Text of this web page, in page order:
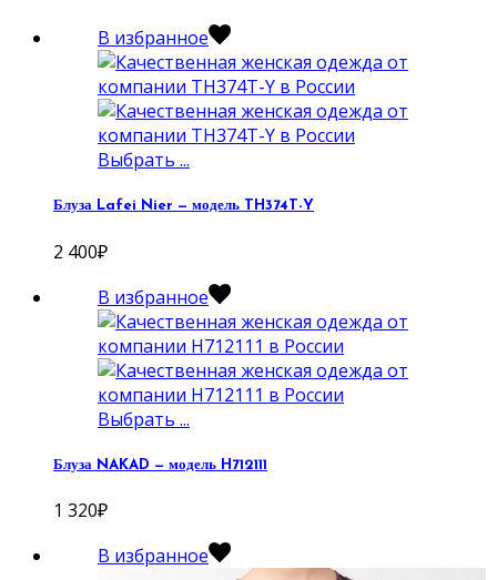
В избранное
Выбрать ...
Блуза Lafei Nier — модель TH374T-Y
2 400₽
В избранное
Выбрать ...
Блуза NAKAD — модель H712111
1 320₽
В избранное